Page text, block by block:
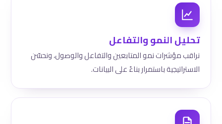
تحليل النمو والتفاعل
نراقب مؤشرات نمو المتابعين والتفاعل والوصول، ونحسّن
الاستراتيجية باستمرار بناءً على البيانات.